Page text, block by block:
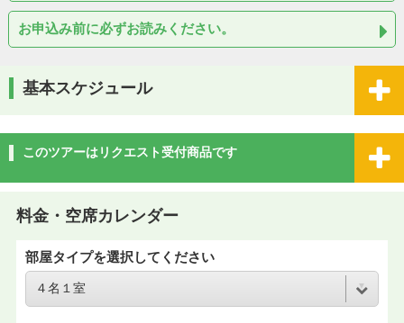
お申込み前に必ずお読みください。
基本スケジュール
このツアーはリクエスト受付商品です
料金・空席カレンダー
部屋タイプを選択してください